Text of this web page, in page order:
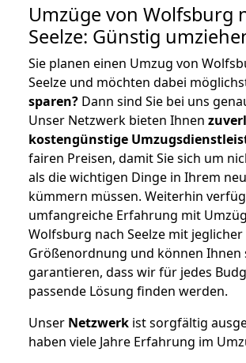
Umzüge von Wolfsburg
Seelze: Günstig
Sie planen einen Umzug von
Seelze und möchten dabei
sparen? Dann sind Sie bei uns
Unser Netzwerk bieten Ihnen
kostengünstige
fairen Preisen, damit Sie sich um
als die wichtigen Dinge in Ihrem
kümmern müssen. Weiterhin
umfangreiche Erfahrung mit
Wolfsburg nach Seelze mit jeglicher
Größenordnung und können Ihnen
garantieren, dass wir für jedes
passende Lösung finden werden.
Unser Netzwerk ist sorgfältig
haben viele Jahre Erfahrung im